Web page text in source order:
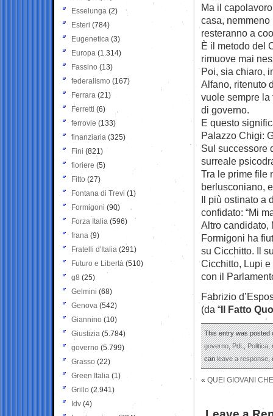
Ma il
casa,
resteranno a
È il metodo del
rimuove mai
Poi, sia chiaro,
Alfano, ritenuto
vuole sempre
di governo.
E questo
Palazzo Chigi:
Sul successore
surreale
Tra le prime file
berlusconiano,
Il più ostinato a
confidato: “Mi
Altro candidato,
Formigoni ha
su Cicchitto. Il
Cicchitto, Lupi
con il
Fabrizio
(da “Il Fatto
This entry was posted
governo,PdL,Politica,
canleave a response,
« QUEI GIOVANI
Esselunga (2)
Esteri (784)
Eugenetica (3)
Europa (1.314)
Fassino (13)
federalismo (167)
Ferrara (21)
Ferretti (6)
ferrovie (133)
finanziaria (325)
Fini (821)
fioriere (5)
Fitto (27)
Fontana di Trevi (1)
Formigoni (90)
Forza Italia (596)
frana (9)
Fratelli d'Italia (291)
Futuro e Libertà (510)
g8 (25)
Gelmini (68)
Genova (542)
Giannino (10)
Giustizia (5.784)
governo (5.799)
Grasso (22)
Green Italia (1)
Grillo (2.941)
Idv (4)